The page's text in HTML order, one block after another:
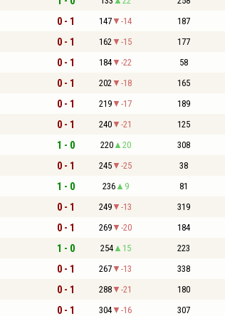
0 - 1 147 -14 187
0 - 1 162 -15 177
0 - 1 184 -22 58
0 - 1 202 -18 165
0 - 1 219 -17 189
0 - 1 240 -21 125
1 - 0 220 20 308
0 - 1 245 -25 38
1 - 0 236 9 81
0 - 1 249 -13 319
0 - 1 269 -20 184
1 - 0 254 15 223
0 - 1 267 -13 338
0 - 1 288 -21 180
0 - 1 304 -16 307